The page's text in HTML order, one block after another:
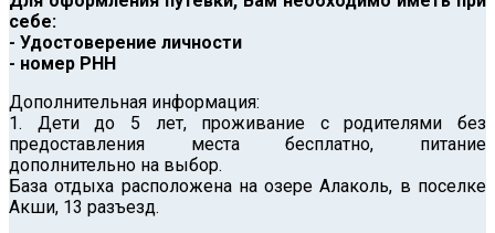
себе:
- Удостоверение личности
- номер РНН
Дополнительная информация:
1. Дети до 5 лет, проживание с родителями без
предоставления места бесплатно, питание
дополнительно на выбор.
База отдыха расположена на озере Алаколь, в поселке
Акши, 13 разъезд.